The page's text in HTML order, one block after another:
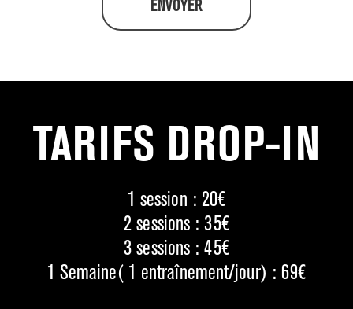
TARIFS DROP-IN
1 session : 20€
2 sessions : 35€
3 sessions : 45€
1 Semaine( 1 entraînement/jour) : 69€